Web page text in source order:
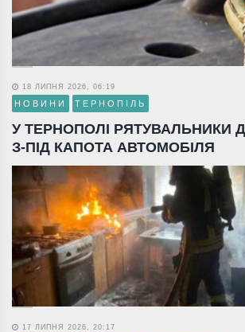
18 ЛИПНЯ 2026, 06:19
НОВИНИ ТЕРНОПІЛЬ
У ТЕРНОПОЛІ РЯТУВАЛЬНИКИ
З-ПІД КАПОТА АВТОМОБІЛЯ
17 ЛИПНЯ 2026, 20:17